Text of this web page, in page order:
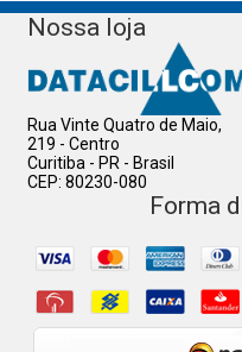
Nossa loja
Rua Vinte Quatro de Maio,
219 - Centro
Curitiba - PR - Brasil
CEP: 80230-080
Forma